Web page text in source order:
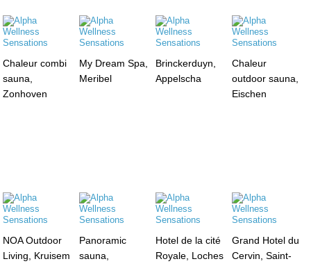
Chaleur combi
sauna,
Zonhoven
My Dream Spa,
Meribel
Brinckerduyn,
Appelscha
Chaleur
outdoor sauna,
Eischen
NOA Outdoor
Living, Kruisem
Panoramic
sauna,
Hotel de la cité
Royale, Loches
Grand Hotel du
Cervin, Saint-